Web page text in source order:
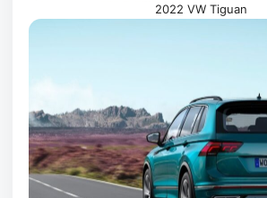
2022 VW Tiguan